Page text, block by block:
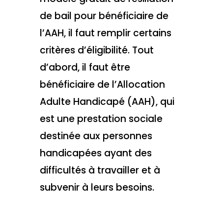
de bail pour bénéficiaire de
l’AAH, il faut remplir certains
critères d’éligibilité. Tout
d’abord, il faut être
bénéficiaire de l’Allocation
Adulte Handicapé (AAH), qui
est une prestation sociale
destinée aux personnes
handicapées ayant des
difficultés à travailler et à
subvenir à leurs besoins.